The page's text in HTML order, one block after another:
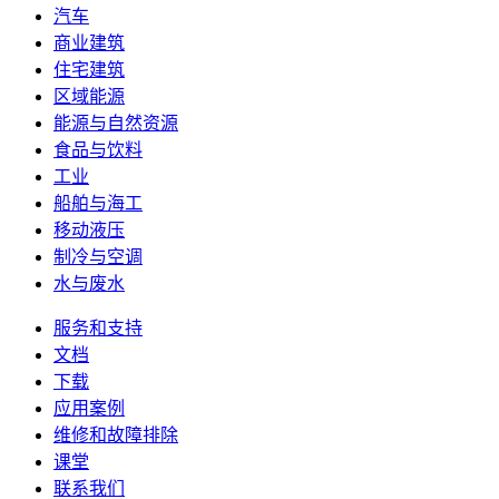
汽车
商业建筑
住宅建筑
区域能源
能源与自然资源
食品与饮料
工业
船舶与海工
移动液压
制冷与空调
水与废水
服务和支持
文档
下载
应用案例
维修和故障排除
课堂
联系我们